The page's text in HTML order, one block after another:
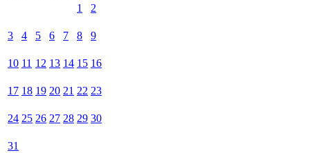
1
2
3 4 5 6 7 8 9
10 11 12 13 14 15 16
17 18 19 20 21 22 23
24 25 26 27 28 29 30
31